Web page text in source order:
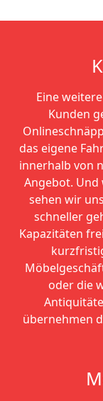
Eine
Kunden
das eigene
innerhalb von
Angebot. Und
sehen wir
schneller
Kapazitäten
oder die
übernehmen